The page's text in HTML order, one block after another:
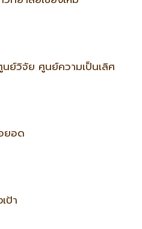
วิจัย ศูนย์ความเป็นเลิศ
ยอด
ป้า